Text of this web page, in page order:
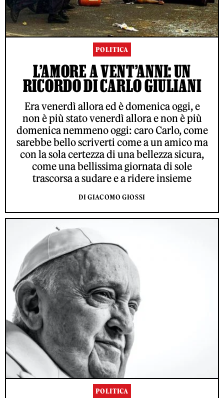
POLITICA
L’AMORE A VENT’ANNI: UN
RICORDO DI CARLO GIULIANI
Era venerdì allora ed è domenica oggi, e
non è più stato venerdì allora e non è più
domenica nemmeno oggi: caro Carlo, come
sarebbe bello scriverti come a un amico ma
con la sola certezza di una bellezza sicura,
come una bellissima giornata di sole
trascorsa a sudare e a ridere insieme
DI GIACOMO GIOSSI
POLITICA